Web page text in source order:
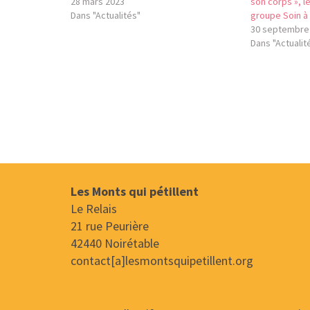
Dans "Actualités"
groupe Soin
30 septembre
Dans
Les Monts qui pétillent
Le Relais
21 rue Peurière
42440 Noirétable
contact[a]lesmontsquipetillent.org